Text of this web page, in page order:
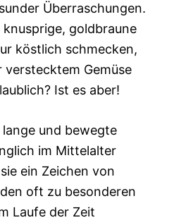
Überraschungen.
knusprige, goldbraune
köstlich schmecken,
verstecktem Gemüse
Ist es aber!
und bewegte
im Mittelalter
ein Zeichen von
oft zu besonderen
Laufe der Zeit